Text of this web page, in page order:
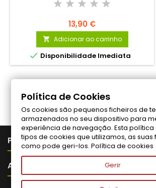
13,90 €
 Adicionar ao carrinho
 Disponibilidade Imediata
Siga-nos no
PRODUTOS
A VITALITA
Política de Cookies
Os cookies são pequenos ficheiros de
armazenados no seu dispositivo para
experiência de navegação. Esta política
tipos de cookies que utilizamos, as suas
como pode geri-los.Política de cookies
Gerir